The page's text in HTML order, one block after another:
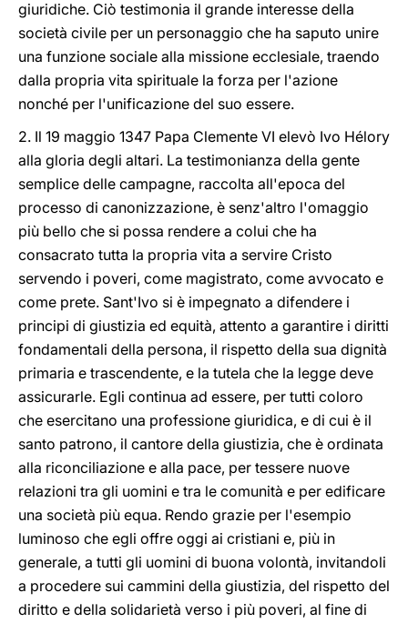
giuridiche. Ciò testimonia il grande interesse della
società civile per un personaggio che ha saputo unire
una funzione sociale alla missione ecclesiale, traendo
dalla propria vita spirituale la forza per l'azione
nonché per l'unificazione del suo essere.
2. Il 19 maggio 1347 Papa Clemente VI elevò Ivo Hélory
alla gloria degli altari. La testimonianza della gente
semplice delle campagne, raccolta all'epoca del
processo di canonizzazione, è senz'altro l'omaggio
più bello che si possa rendere a colui che ha
consacrato tutta la propria vita a servire Cristo
servendo i poveri, come magistrato, come avvocato e
come prete. Sant'Ivo si è impegnato a difendere i
principi di giustizia ed equità, attento a garantire i diritti
fondamentali della persona, il rispetto della sua dignità
primaria e trascendente, e la tutela che la legge deve
assicurarle. Egli continua ad essere, per tutti coloro
che esercitano una professione giuridica, e di cui è il
santo patrono, il cantore della giustizia, che è ordinata
alla riconciliazione e alla pace, per tessere nuove
relazioni tra gli uomini e tra le comunità e per edificare
una società più equa. Rendo grazie per l'esempio
luminoso che egli offre oggi ai cristiani e, più in
generale, a tutti gli uomini di buona volontà, invitandoli
a procedere sui cammini della giustizia, del rispetto del
diritto e della solidarietà verso i più poveri, al fine di